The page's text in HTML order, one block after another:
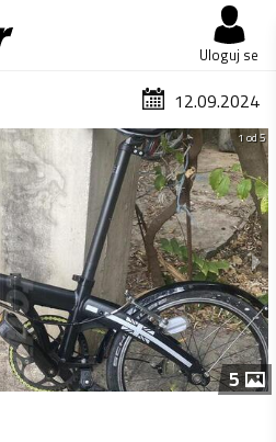
Uloguj se
12.09.2024
1 od 5
5